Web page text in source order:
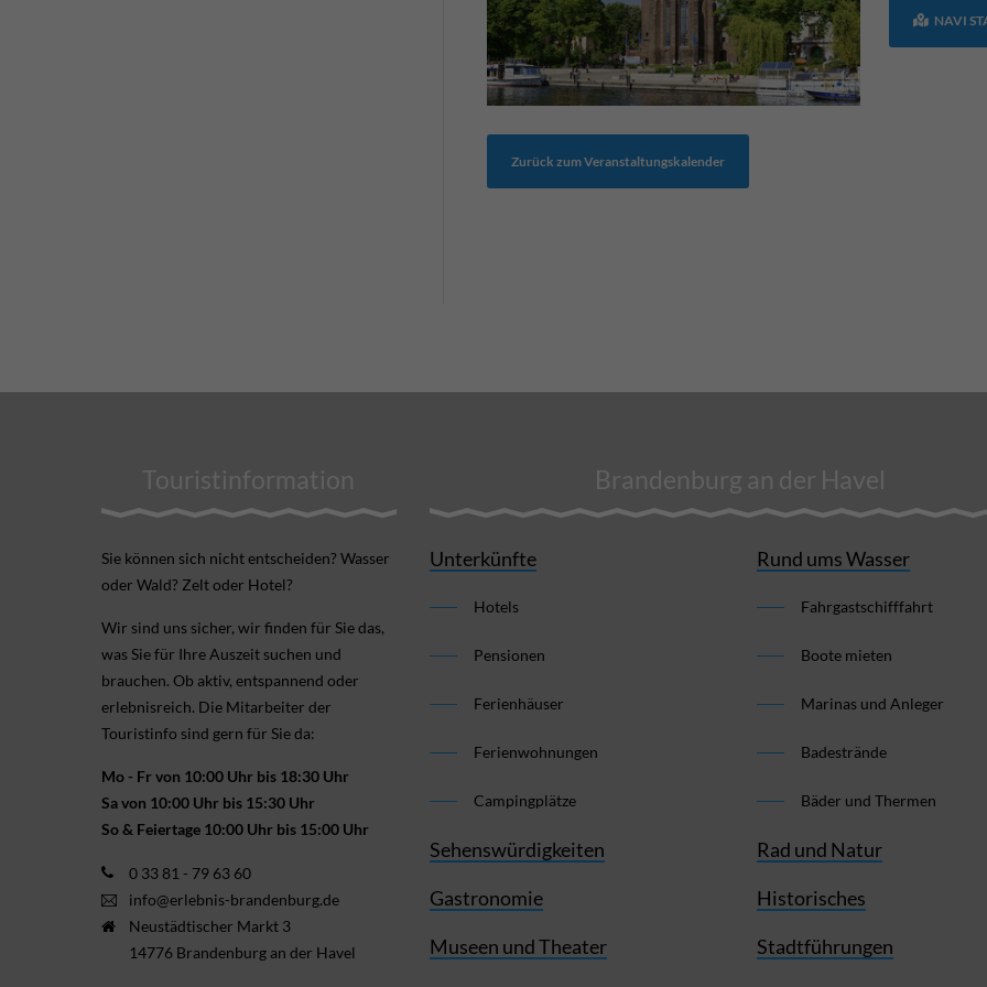
NAVI
Zurück zum Veranstaltungskalender
Touristinformation
Sie können sich nicht ent­scheiden? Wasser
oder Wald? Zelt oder Hotel?
Wir sind uns sicher, wir finden für Sie das,
was Sie für Ihre Aus­zeit suchen und
brauchen. Ob aktiv, ent­spannend oder
erlebnis­reich. Die Mitarbeiter der
Touristinfo sind gern für Sie da:
Mo - Fr von 10:00 Uhr bis 18:30 Uhr
Sa von 10:00 Uhr bis 15:30 Uhr
So & Feiertage 10:00 Uhr bis 15:00 Uhr
0 33 81 - 79 63 60
info@erlebnis-brandenburg.de
Neustädtischer Markt 3
14776 Brandenburg an der Havel
Brandenburg an der Havel
Unterkünfte
Hotels
Pensionen
Ferienhäuser
Ferienwohnungen
Campingplätze
Sehenswürdigkeiten
Gastronomie
Museen und Theater
Rund ums Wasser
Fahrgastschifffahrt
Boote mieten
Marinas und Anleger
Badestrände
Bäder und Thermen
Rad und Natur
Historisches
Stadtführungen